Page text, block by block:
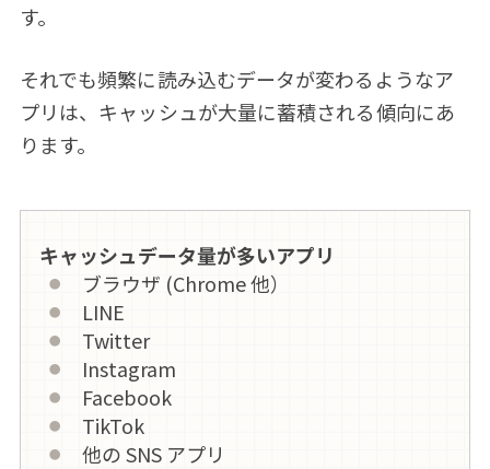
す。
それでも頻繁に読み込むデータが変わるようなア
プリは、キャッシュが大量に蓄積される傾向にあ
ります。
キャッシュデータ量が多いアプリ
ブラウザ (Chrome 他）
LINE
Twitter
Instagram
Facebook
TikTok
他の SNS アプリ